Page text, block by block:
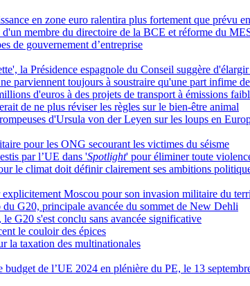
en zone euro ralentira plus fortement que prévu
membre du directoire de la BCE et réforme du
de gouvernement d’entreprise
la Présidence espagnole du Conseil suggère
parviennent toujours à soustraire qu'une part infime
d'euros à des projets de transport à émissions
de ne plus réviser les règles sur le bien-être animal
d'Ursula von der Leyen sur les loups en
pour les ONG secourant les victimes du séisme
par l’UE dans 'Spotlight' pour éliminer toute
le climat doit définir clairement ses ambitions
Moscou pour son invasion militaire du
G20, principale avancée du sommet de New Dehli
G20 s'est conclu sans avancée significative
le couloir des épices
la taxation des multinationales
de l’UE 2024 en plénière du PE, le 13